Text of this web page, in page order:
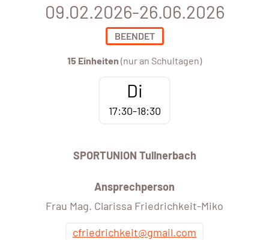
09.02.2026-26.06.2026
BEENDET
15 Einheiten (nur an Schultagen)
Di
17:30-18:30
SPORTUNION Tullnerbach
Ansprechperson
Frau Mag. Clarissa Friedrichkeit-Miko
cfriedrichkeit@gmail.com